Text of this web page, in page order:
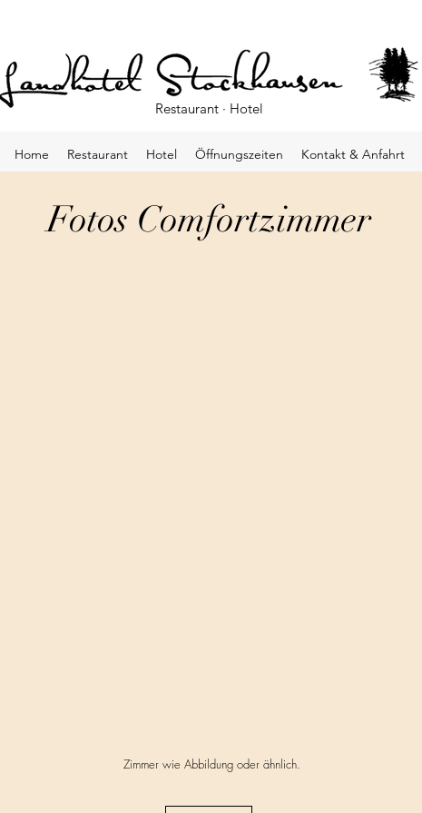
Restaurant · Hotel
Home Restaurant Hotel Öffnungszeiten Kontakt & Anfahrt
Fotos Comfortzimmer
Zimmer wie Abbildung oder ähnlich.